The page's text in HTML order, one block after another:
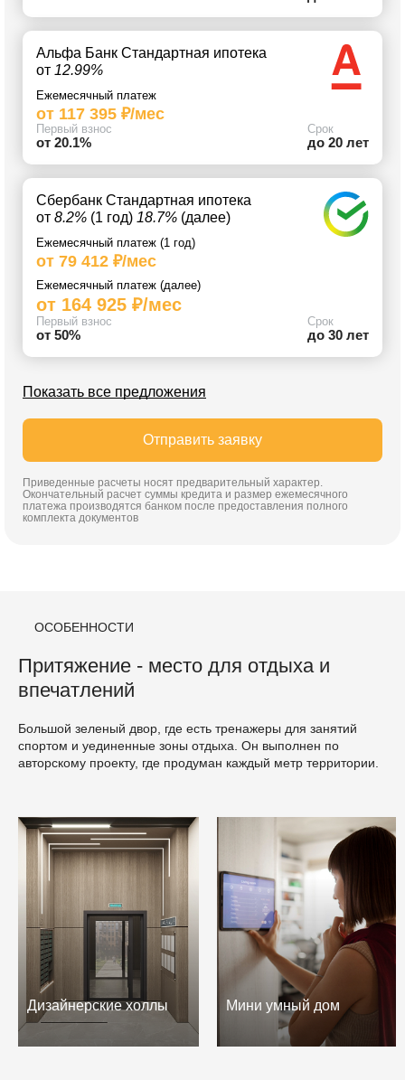
Альфа Банк Стандартная ипотека
от 12.99%
Ежемесячный платеж
от 117 395 ₽/мес
Первый взнос
от 20.1%
Срок
до 20 лет
Сбербанк Стандартная ипотека
от 8.2% (1 год) 18.7% (далее)
Ежемесячный платеж (1 год)
от 79 412 ₽/мес
Ежемесячный платеж (далее)
от 164 925 ₽/мес
Первый взнос
от 50%
Срок
до 30 лет
Показать все предложения
Отправить заявку
Приведенные расчеты носят предварительный характер.
Окончательный расчет суммы кредита и размер ежемесячного
платежа производятся банком после предоставления полного
комплекта документов
ОСОБЕННОСТИ
Притяжение - место для отдыха и
впечатлений
Большой зеленый двор, где есть тренажеры для занятий
спортом и уединенные зоны отдыха. Он выполнен по
авторскому проекту, где продуман каждый метр территории.
Дизайнерские холлы Мини умный дом